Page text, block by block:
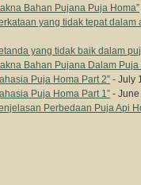
Bahan Pujana Puja Homa”
yang tidak tepat dalam
yang tidak baik dalam
Bahan Pujana Dalam Puja
Puja Homa Part 2” - July
Puja Homa Part 1” -
Perbedaan Puja Api